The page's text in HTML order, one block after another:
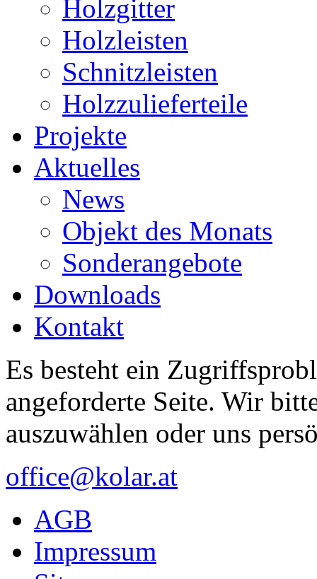
Holzgitter
Holzleisten
Schnitzleisten
Holzzulieferteile
Projekte
Aktuelles
News
Objekt des Monats
Sonderangebote
Downloads
Kontakt
Es besteht ein
angeforderte Seite. Wir
auszuwählen oder uns
office@kolar.at
AGB
Impressum